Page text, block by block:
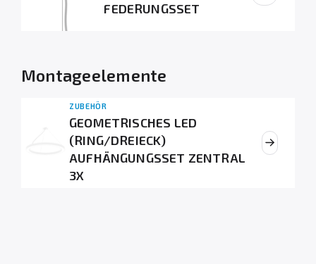
FEDERUNGSSET
Montageelemente
ZUBEHÖR
GEOMETRISCHES LED
(RING/DREIECK)
AUFHÄNGUNGSSET ZENTRAL
3X